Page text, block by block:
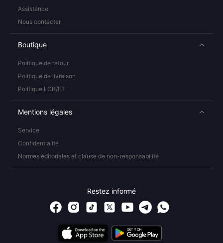
Assistance
Nous contacter
Boutique
Politique de retour
Politique de livraison
Politique LCB/FT
Mentions légales
Service
Confidentialité
Normes éditoriales et clause de non-responsabilité
Restez informé